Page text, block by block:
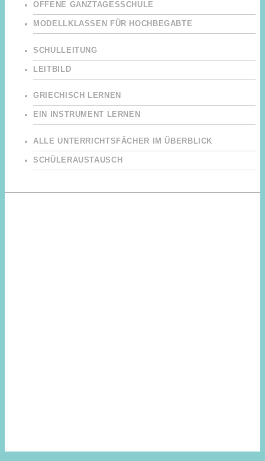
OFFENE GANZTAGESSCHULE
MODELLKLASSEN FÜR HOCHBEGABTE
SCHULLEITUNG
LEITBILD
GRIECHISCH LERNEN
EIN INSTRUMENT LERNEN
ALLE UNTERRICHTSFÄCHER IM ÜBERBLICK
SCHÜLERAUSTAUSCH